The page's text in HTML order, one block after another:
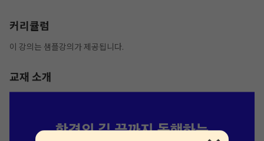
커리큘럼
이 강의는 샘플강의가 제공됩니다.
교재 소개